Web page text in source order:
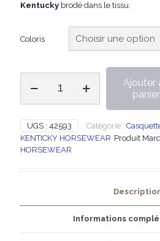
Kentucky brodé dans le tissu.
Coloris
Casquette
Baseball
Ajouter
panier
UGS : 42593 Catégorie :
KENTICKY HORSEWEAR Produit
HORSEWEAR
Informations